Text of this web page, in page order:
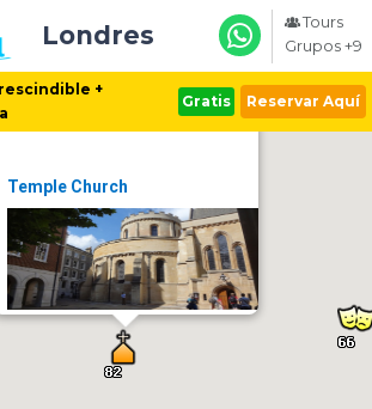
+
Gratis Reservar Aquí
Londres
Tours
Grupos +9
Temple Church